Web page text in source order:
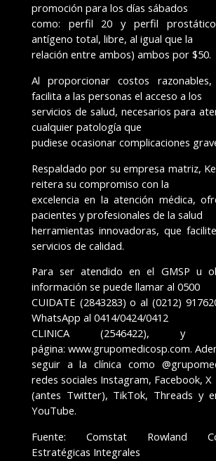
promoción para los días sábados
como: perfil 20 y perfil
antígeno total, libre, al igual que la
relación entre ambos) ambos por $50.
Al proporcionar costos
facilita a las personas el acceso a los
servicios de salud, necesarios para
cualquier patología que
pudiese ocasionar complicaciones
Respaldado por su empresa matriz,
reitera su compromiso con la
excelencia en la atención médica,
pacientes y profesionales de la salud
herramientas innovadoras, que
servicios de calidad.
Para ser atendido en el GMSP u
información se puede llamar al 0500
CUIDATE (2843283) o al (0212)
WhatsApp al 0414/0424/0412
CLINICA (2546422), y
página: www.grupomedicosp.com.
seguir a la clínica como
redes sociales Instagram, Facebook, X
(antes Twitter), TikTok, Threads y
YouTube.
Fuente: Comstat Rowland
Estratégicas Integrales